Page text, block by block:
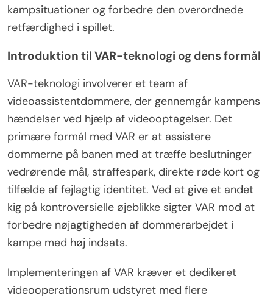
kampsituationer og forbedre den overordnede
retfærdighed i spillet.
Introduktion til VAR-teknologi og dens formål
VAR-teknologi involverer et team af
videoassistentdommere, der gennemgår kampens
hændelser ved hjælp af videooptagelser. Det
primære formål med VAR er at assistere
dommerne på banen med at træffe beslutninger
vedrørende mål, straffespark, direkte røde kort og
tilfælde af fejlagtig identitet. Ved at give et andet
kig på kontroversielle øjeblikke sigter VAR mod at
forbedre nøjagtigheden af dommerarbejdet i
kampe med høj indsats.
Implementeringen af VAR kræver et dedikeret
videooperationsrum udstyret med flere